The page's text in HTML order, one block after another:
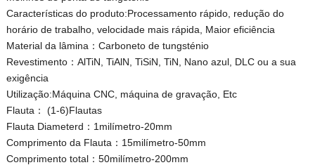
Características do produto:Processamento rápido, redução do
horário de trabalho, velocidade mais rápida, Maior eficiência
Material da lâmina：Carboneto de tungsténio
Revestimento：AlTiN, TiAlN, TiSiN, TiN, Nano azul, DLC ou a sua
exigência
Utilização:Máquina CNC, máquina de gravação, Etc
Flauta： (1-6)Flautas
Flauta Diameterd：1milímetro-20mm
Comprimento da Flauta：15milímetro-50mm
Comprimento total：50milímetro-200mm